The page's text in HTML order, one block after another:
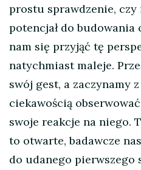
prostu sprawdzenie,
potencjał do budowania
nam się przyjąć tę
natychmiast maleje.
swój gest, a zaczynamy
ciekawością
swoje reakcje na niego.
to otwarte, badawcze
do udanego pierwszego